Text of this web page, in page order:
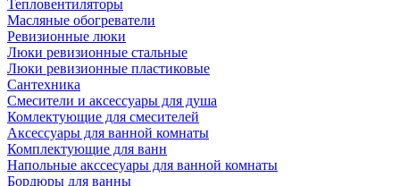
Тепловентиляторы
Масляные обогреватели
Ревизионные люки
Люки ревизионные стальные
Люки ревизионные пластиковые
Сантехника
Смесители и аксессуары для душа
Комлектующие для смесителей
Аксессуары для ванной комнаты
Комплектующие для ванн
Напольные акссесуары для ванной комнаты
Бордюры для ванны